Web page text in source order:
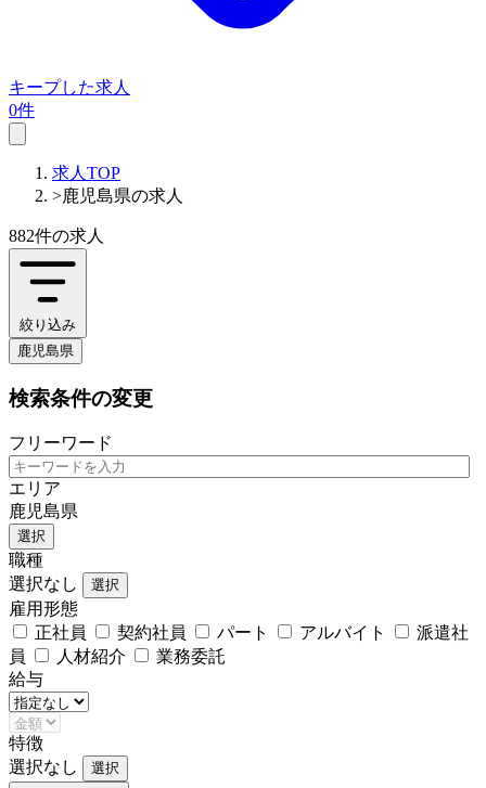
キープした求人
0件
求人TOP
>鹿児島県の求人
882件の求人
絞り込み
鹿児島県
検索条件の変更
フリーワード
エリア
鹿児島県
選択
職種
選択なし
選択
雇用形態
正社員
契約社員 パート アルバイト
派遣社
員
人材紹介
業務委託
給与
特徴
選択なし
選択